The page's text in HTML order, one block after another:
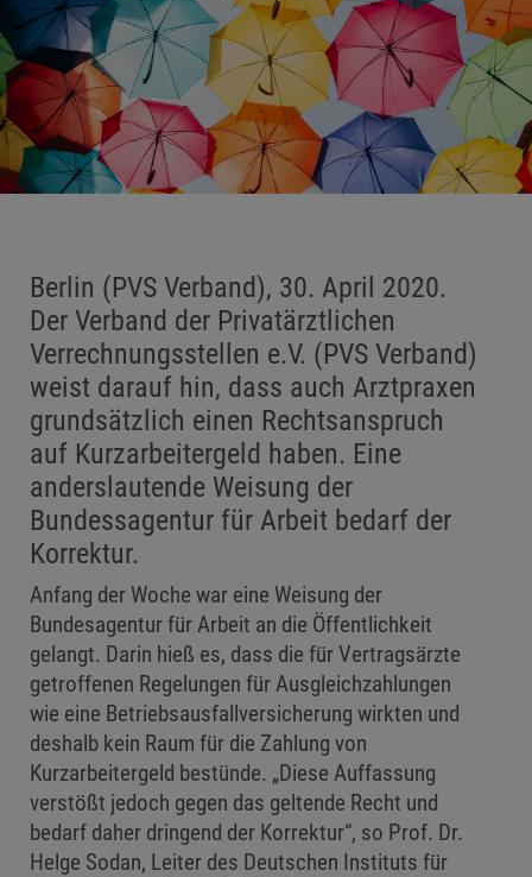
Berlin (PVS Verband), 30. April 2020.
Der Verband der Privatärztlichen
Verrechnungsstellen e.V. (PVS Verband)
weist darauf hin, dass auch Arztpraxen
grundsätzlich einen Rechtsanspruch
auf Kurzarbeitergeld haben. Eine
anderslautende Weisung der
Bundessagentur für Arbeit bedarf der
Korrektur.
Anfang der Woche war eine Weisung der
Bundesagentur für Arbeit an die Öffentlichkeit
gelangt. Darin hieß es, dass die für Vertragsärzte
getroffenen Regelungen für Ausgleichzahlungen
wie eine Betriebsausfallversicherung wirkten und
deshalb kein Raum für die Zahlung von
Kurzarbeitergeld bestünde. „Diese Auffassung
verstößt jedoch gegen das geltende Recht und
bedarf daher dringend der Korrektur“, so Prof. Dr.
Helge Sodan, Leiter des Deutschen Instituts für